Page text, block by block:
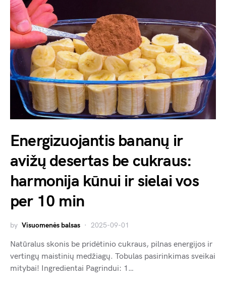
Energizuojantis bananų ir
avižų desertas be cukraus:
harmonija kūnui ir sielai vos
per 10 min
by Visuomenės balsas 2025-09-01
Natūralus skonis be pridėtinio cukraus, pilnas energijos ir
vertingų maistinių medžiagų. Tobulas pasirinkimas sveikai
mitybai! Ingredientai Pagrindui: 1…